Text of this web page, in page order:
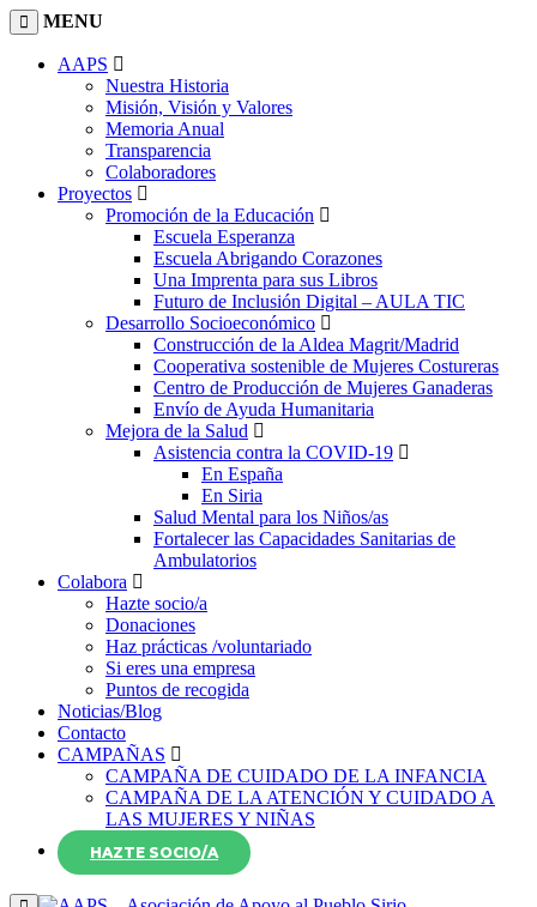
MENU
AAPS
Nuestra Historia
Misión, Visión y Valores
Memoria Anual
Transparencia
Colaboradores
Proyectos
Promoción de la Educación
Escuela Esperanza
Escuela Abrigando Corazones
Una Imprenta para sus Libros
Futuro de Inclusión Digital – AULA TIC
Desarrollo Socioeconómico
Construcción de la Aldea Magrit/Madrid
Cooperativa sostenible de Mujeres Costureras
Centro de Producción de Mujeres Ganaderas
Envío de Ayuda Humanitaria
Mejora de la Salud
Asistencia contra la COVID-19
En España
En Siria
Salud Mental para los Niños/as
Fortalecer las Capacidades Sanitarias de
Ambulatorios
Colabora
Hazte socio/a
Donaciones
Haz prácticas /voluntariado
Si eres una empresa
Puntos de recogida
Noticias/Blog
Contacto
CAMPAÑAS
CAMPAÑA DE CUIDADO DE LA INFANCIA
CAMPAÑA DE LA ATENCIÓN Y CUIDADO A
LAS MUJERES Y NIÑAS
HAZTE SOCIO/A